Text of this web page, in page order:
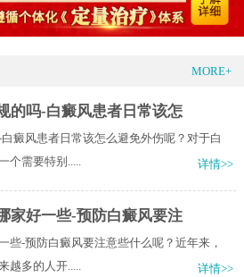
MORE+
的吗-白癜风患者日常该怎
癜风患者日常该怎么避免外伤呢？对于白
个需要特别.....
详情>>
家好一些-预防白癜风要注
些-预防白癜风要注意些什么呢？近年来，
越多的人开.....
详情>>